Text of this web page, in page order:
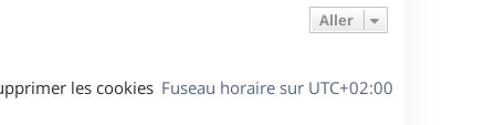
Aller
Fuseau horaire sur UTC+02:00
les cookies